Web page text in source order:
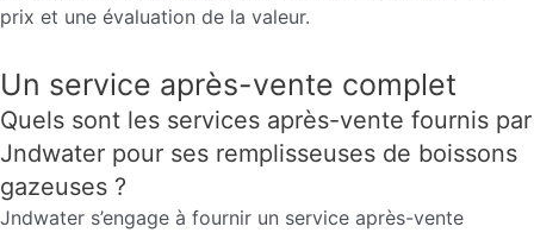
prix et une évaluation de la valeur.
Un service après-vente complet
Quels sont les services après-vente fournis par
Jndwater pour ses remplisseuses de boissons
gazeuses ?
Jndwater s’engage à fournir un service après-vente